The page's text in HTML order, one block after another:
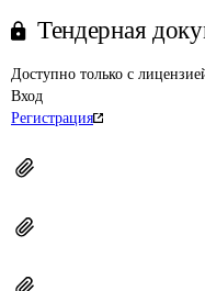
Тендерная
Доступно только с
Вход
Регистрация